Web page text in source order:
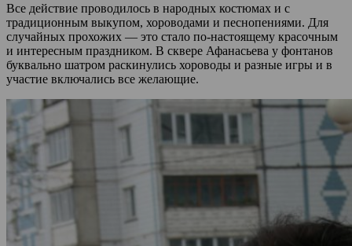
Все действие проводилось в народных костюмах и с
традиционным выкупом, хороводами и песнопениями. Для
случайных прохожих — это стало по-настоящему красочным
и интересным праздником. В сквере Афанасьева у фонтанов
буквально шатром раскинулись хороводы и разные игры и в
участие включались все желающие.